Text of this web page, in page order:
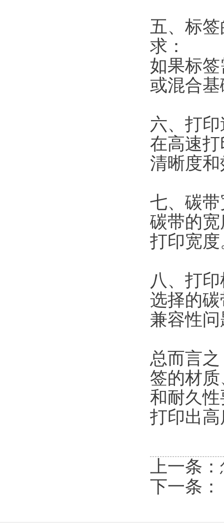
五、标
求：
如果标
或混合
六、打
在高速
清晰度
七、碳
碳带的
打印宽度
八、打
选择的
兼容性
总而言
签的材
和耐久
打印出
上一条：
下一条：